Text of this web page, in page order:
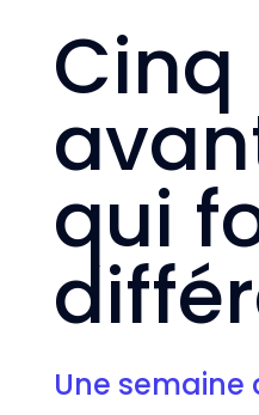
Cinq
qui
Une semaine